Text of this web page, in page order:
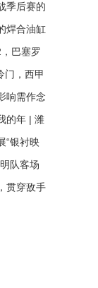
季后赛的
焊合油缸
巴塞罗
门，西甲
响需作念
的年 | 潍
“银衬映
队客场
贯穿敌手